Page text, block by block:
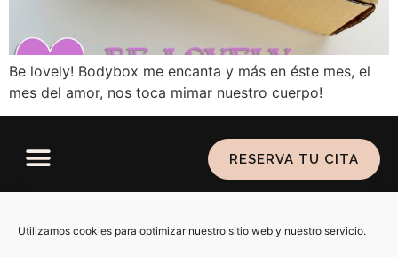
Utilizamos cookies para optimizar nuestro sitio web y nuestro servicio.
Be lovely! Bodybox me encanta y más en éste mes, el
mes del amor, nos toca mimar nuestro cuerpo!
RESERVA TU CITA
cookies